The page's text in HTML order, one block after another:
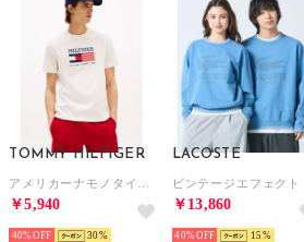
TOMMY HILFIGER
￥5,940
40% 30
LACOSTE
￥13,860
40% 15